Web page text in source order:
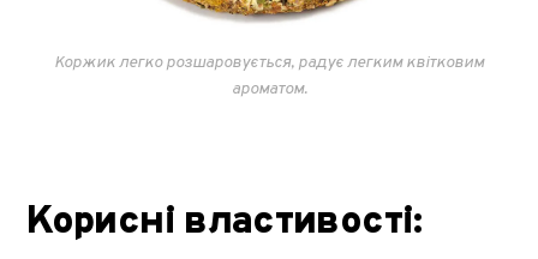
Коржик легко розшаровується, радує легким квітковим
ароматом.
Корисні властивості: